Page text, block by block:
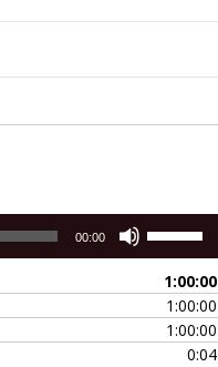
00:00
for
at
skrue
1:00:00
1:00:00
1:00:00
0:04